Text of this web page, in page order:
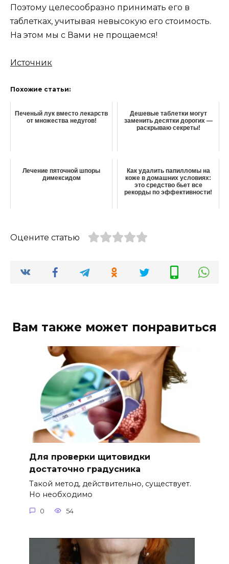
Поэтому целесообразно принимать его в
таблетках, учитывая невысокую его стоимость.
На этом мы с Вами не прощаемся!
Источник
Похожие статьи:
Печеный лук вместо лекарств
от множества недугов!
Дешевые таблетки могут
заменить десятки дорогих —
раскрываю секреты!
Лечение пяточной шпоры
димексидом
Как удалить папилломы на
коже в домашних условиях:
это средство бьет все
рекорды по эффективности!
Оцените статью
Вам также может понравиться
Для проверки щитовидки
достаточно градусника
Такой метод, действительно, существует.
Но необходимо
0 54